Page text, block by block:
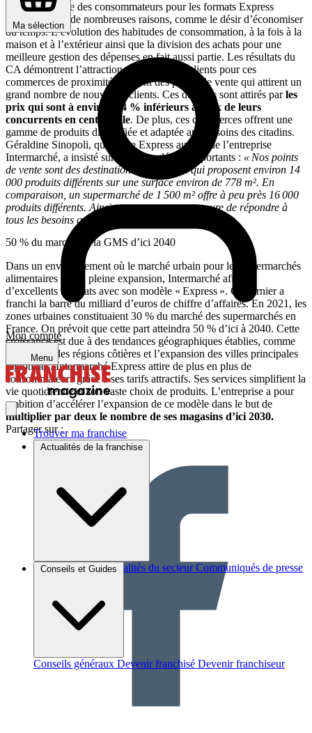
Ma sélection
Mon compte
Menu
Trouver ma franchise
Actualités de la franchise
Brèves et actus Actualités du secteur Communiqués de presse
Conseils et Guides
Conseils généraux Devenir franchisé Devenir franchiseur
L’enthousiasme des consommateurs pour les formats Express
s’explique par de nombreuses raisons, comme le désir d’économiser
du temps. L’évolution des habitudes de consommation, à la fois à la
maison et à l’extérieur ainsi que la division des achats pour une
meilleure gestion des dépenses en fait aussi partie. Les résultats du
CA démontrent l’attraction croissante des clients pour ces
commerces de proximité. Ce sont des points de vente qui attirent un
grand nombre de nouveaux clients. Ces derniers sont attirés parles
prix qui sont à environ 14 % inférieurs à ceux de leurs
concurrents en centre-ville. De plus, ces commerces offrent une
gamme de produits diversifiée et adaptée aux besoins des citadins.
Géraldine Sinopoli, qui dirige Express au sein de l’entreprise
Intermarché, a insisté sur quelques détails importants : « Nos points
de vente sont des destinations privilégiées qui proposent environ 14
000 produits différents sur une surface environ de 778 m². En
comparaison, un supermarché de 1 500 m² offre à peu près 16 000
produits différents. Ainsi, nous sommes en mesure de répondre à
tous les besoins quotidiens de nos clients. »
50 % du marché de la GMS d’ici 2040
Dans un environnement où le marché urbain pour les supermarchés
alimentaires est en pleine expansion, Intermarché affiche
d’excellents résultats avec son modèle « Express ». Ce dernier a
franchi la barre du milliard d’euros de chiffre d’affaires. En 2021, les
zones urbaines constituaient 30 % du marché des supermarchés en
France. On prévoit que cette part atteindra 50 % d’ici à 2040. Cette
croissance est due à des tendances géographiques établies, comme
l’attraction des régions côtières et l’expansion des villes principales
régionales. Intermarché Express attire de plus en plus de
consommateurs grâce à ses tarifs attractifs. Ses services simplifient la
vie quotidienne et son vaste choix de produits. L’entreprise a pour
ambition d’accélérer l’expansion de ce modèle dans le but de
multiplier par deux le nombre de ses magasins d’ici 2030.
Partager sur :